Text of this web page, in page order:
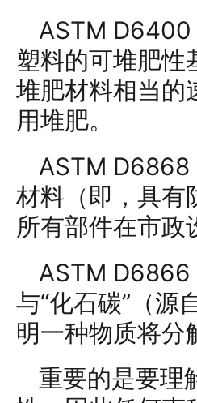
ASTM D6400
塑料的可堆肥性
堆肥材料相当的
用堆肥。
ASTM D6868
材料（即，具有
所有部件在市政
ASTM D6866
与“化石碳”（源
明一种物质将分
重要的是要理